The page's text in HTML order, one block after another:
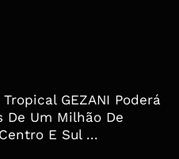
GEZANI Poderá
De Um Milhão De
E Sul ...